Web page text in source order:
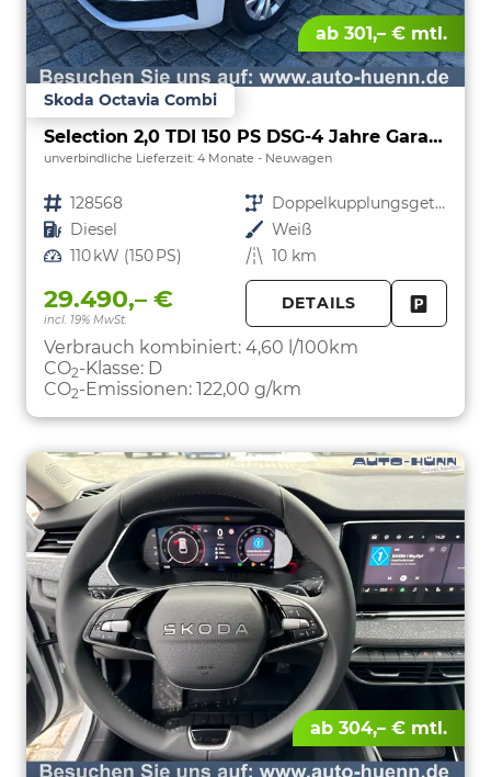
ab 301,– € mtl.
Skoda Octavia Combi
Selection 2,0 TDI 150 PS DSG-4 Jahre Garantie-PDC vorne und hinten-Sitzheizung-Smart Link
unverbindliche Lieferzeit: 4 Monate Neuwagen
Fahrzeugnr. 128568 Getriebe
Doppelkupplungsgetriebe (DSG)
Kraftstoff Diesel Außenfarbe Weiß
Leistung 110 kW (150 PS) Kilometerstand 10 km
29.490,– €
incl. 19% MwSt.
DETAILS
Verbrauch kombiniert: 4,60 l/100km
CO2-Klasse: D
CO2-Emissionen: 122,00 g/km
ab 304,– € mtl.